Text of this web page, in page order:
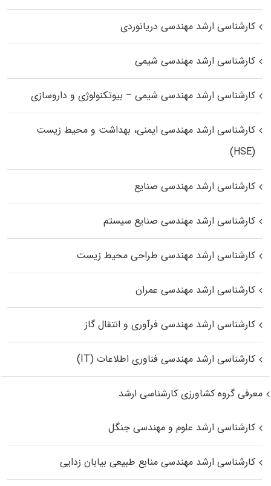
کارشناسی ارشد مهندسی دریانوردی
کارشناسی ارشد مهندسی شیمی
کارشناسی ارشد مهندسی شیمی – بیوتکنولوژی و داروسازی
کارشناسی ارشد مهندسی ایمنی، بهداشت و محیط زیست
(HSE)
کارشناسی ارشد مهندسی صنایع
کارشناسی ارشد مهندسی صنایع سیستم
کارشناسی ارشد مهندسی طراحی محیط زیست
کارشناسی ارشد مهندسی عمران
کارشناسی ارشد مهندسی فرآوری و انتقال گاز
کارشناسی ارشد مهندسی فناوری اطلاعات (IT)
معرفی گروه کشاورزی کارشناسی ارشد
کارشناسی ارشد علوم و مهندسی جنگل
کارشناسی ارشد مهندسی منابع طبیعی بیابان زدایی